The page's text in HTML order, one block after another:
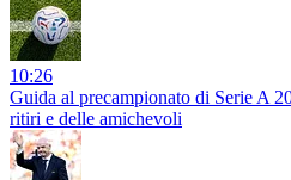
10:26
Guida al precampionato di Serie A
ritiri e delle amichevoli